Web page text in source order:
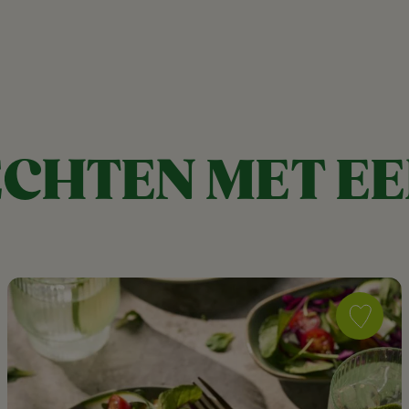
MET
Save
recipe
Crispy
Twist
met